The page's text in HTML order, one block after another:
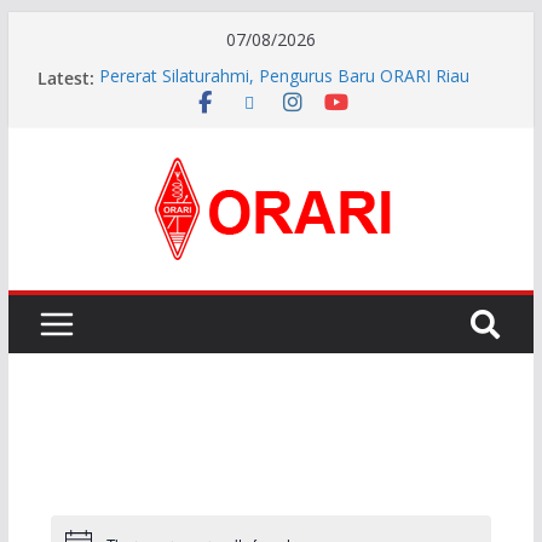
07/08/2026
Latest: Pererat Silaturahmi, Pengurus Baru ORARI Riau
Audiensi dan Siap Bersinergi dengan Diskominfotik
Preparatory Group for WRC-27 )
Aftiyedi Dalimunthe (YC5NNF) Resmi Pimpin ORARI
Lokal Bengkalis 2026–2029, Dikukuhkan Langsung
Ketua Orari Daerah Riau
Riau Beserta Jajaran Hadiri Muslok III Bengkalis